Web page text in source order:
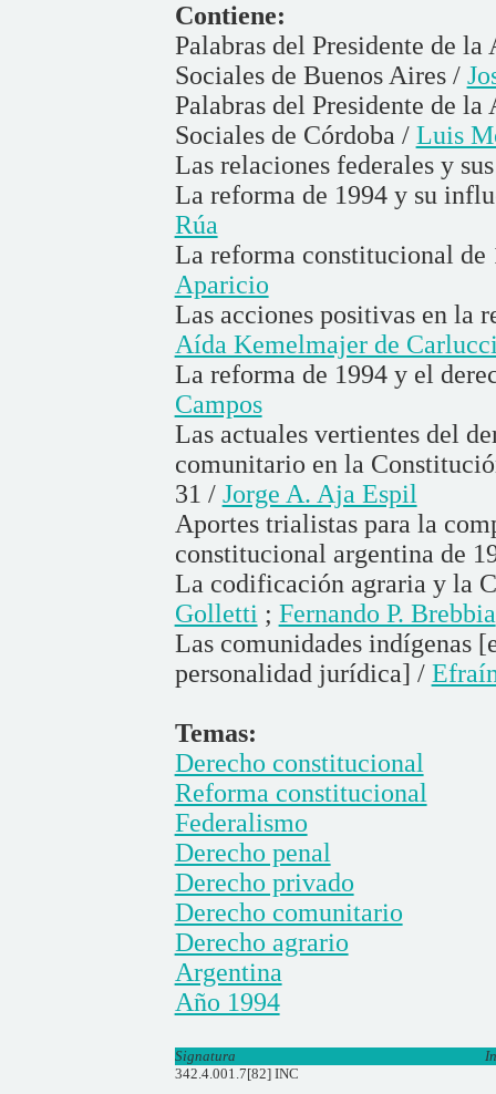
Contiene:
Palabras del Presidente de
Sociales de Buenos Aires /
Palabras del Presidente de
Sociales de Córdoba / Luis
Las relaciones federales y
La reforma de 1994 y su
Rúa
La reforma constitucional
Aparicio
Las acciones positivas en la
Aída Kemelmajer de
La reforma de 1994 y el
Campos
Las actuales vertientes del
comunitario en la
31 / Jorge A. Aja Espil
Aportes trialistas para la
constitucional argentina de
La codificación agraria y la
Golletti; Fernando P. Brebbia
Las comunidades indígenas
personalidad jurídica] /
Temas:
Derecho constitucional
Reforma constitucional
Federalismo
Derecho penal
Derecho privado
Derecho comunitario
Derecho agrario
Argentina
Año 1994
Signatura
342.4.001.7[82] INC